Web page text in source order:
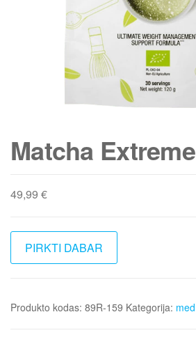
Matcha Extreme
49,99 €
PIRKTI DABAR
Produkto kodas: 89R-159 Kategorija: